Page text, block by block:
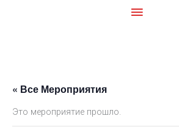
Главное
« Все Мероприятия
Это мероприятие прошло.